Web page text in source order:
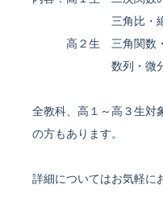
三角比・絶対
高２生 三角関数・
数列・微
全教科、高１～高３生対
の方もあります。
詳細についてはお気軽に